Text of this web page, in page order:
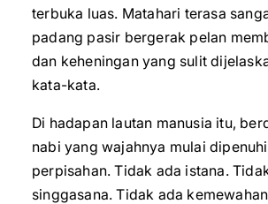
terbuka luas. Matahari terasa
padang pasir bergerak pelan
dan keheningan yang sulit
kata-kata.
Di hadapan lautan manusia itu,
nabi yang wajahnya mulai
perpisahan. Tidak ada istana.
singgasana. Tidak ada